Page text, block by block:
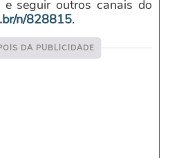
seguir outros canais do
n/828815.